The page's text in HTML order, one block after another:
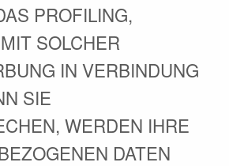
PROFILING,
SOLCHER
IN VERBINDUNG
SIE
WERDEN IHRE
DATEN